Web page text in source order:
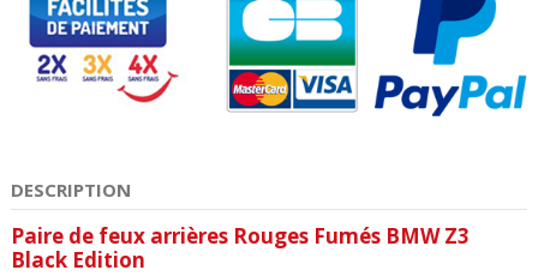
DESCRIPTION
Paire de feux arrières Rouges Fumés BMW Z3
Black Edition